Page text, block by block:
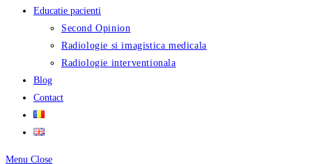
Educatie pacienti
Second Opinion
Radiologie si imagistica medicala
Radiologie interventionala
Blog
Contact
Menu Close